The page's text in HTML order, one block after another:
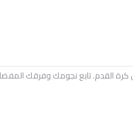
كرة القدم. تابع نجومك وفرقك